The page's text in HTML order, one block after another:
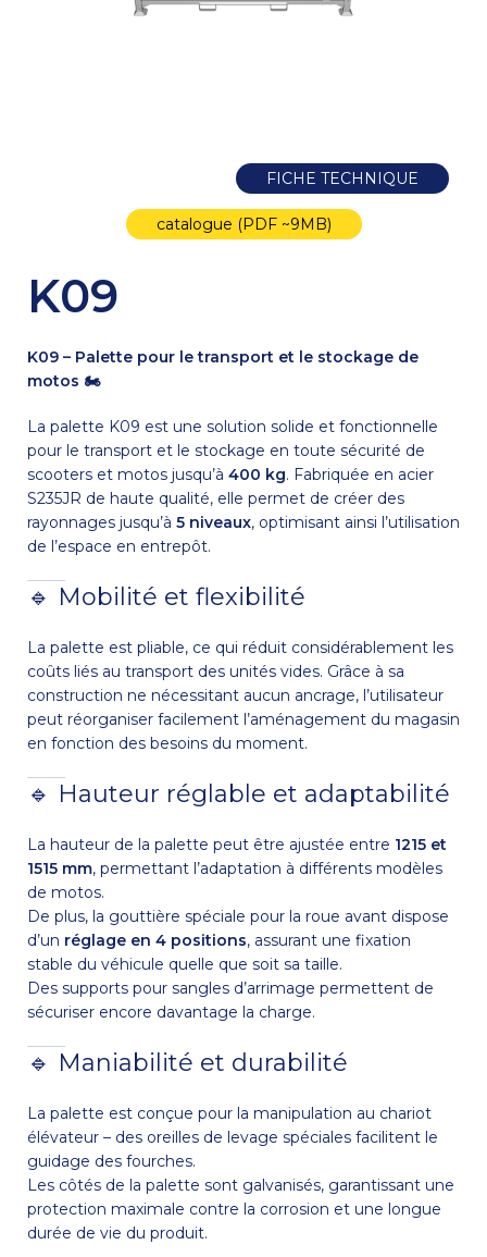
FICHE TECHNIQUE
catalogue (PDF ~9MB)
K09
K09 – Palette pour le transport et le stockage de
motos 🏍
La palette K09 est une solution solide et fonctionnelle
pour le transport et le stockage en toute sécurité de
scooters et motos jusqu’à400 kg. Fabriquée en acier
S235JR de haute qualité, elle permet de créer des
rayonnages jusqu’à5 niveaux, optimisant ainsi l’utilisation
de l’espace en entrepôt.
🔹 Mobilité et flexibilité
La palette est pliable, ce qui réduit considérablement les
coûts liés au transport des unités vides. Grâce à sa
construction ne nécessitant aucun ancrage, l’utilisateur
peut réorganiser facilement l’aménagement du magasin
en fonction des besoins du moment.
🔹 Hauteur réglable et adaptabilité
La hauteur de la palette peut être ajustée entre 1215 et
1515 mm, permettant l’adaptation à différents modèles
de motos.
De plus, la gouttière spéciale pour la roue avant dispose
d’un réglage en 4 positions, assurant une fixation
stable du véhicule quelle que soit sa taille.
Des supports pour sangles d’arrimage permettent de
sécuriser encore davantage la charge.
🔹 Maniabilité et durabilité
La palette est conçue pour la manipulation au chariot
élévateur – des oreilles de levage spéciales facilitent le
guidage des fourches.
Les côtés de la palette sont galvanisés, garantissant une
protection maximale contre la corrosion et une longue
durée de vie du produit.